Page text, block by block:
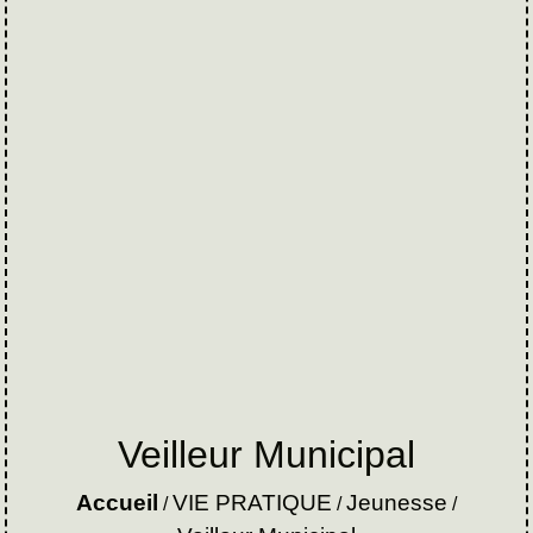
Veilleur Municipal
Accueil /VIE PRATIQUE /Jeunesse /